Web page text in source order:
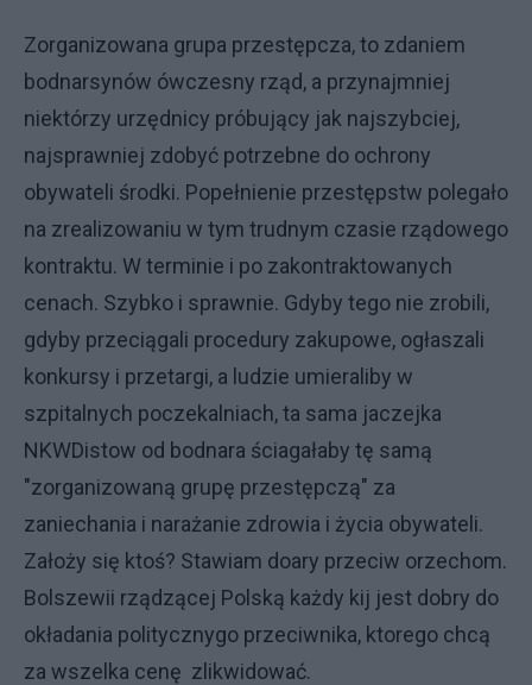
Zorganizowana grupa przestępcza, to zdaniem
bodnarsynów ówczesny rząd, a przynajmniej
niektórzy urzędnicy próbujący jak najszybciej,
najsprawniej zdobyć potrzebne do ochrony
obywateli środki. Popełnienie przestępstw polegało
na zrealizowaniu w tym trudnym czasie rządowego
kontraktu. W terminie i po zakontraktowanych
cenach. Szybko i sprawnie. Gdyby tego nie zrobili,
gdyby przeciągali procedury zakupowe, ogłaszali
konkursy i przetargi, a ludzie umieraliby w
szpitalnych poczekalniach, ta sama jaczejka
NKWDistow od bodnara ściagałaby tę samą
"zorganizowaną grupę przestępczą" za
zaniechania i narażanie zdrowia i życia obywateli.
Założy się ktoś? Stawiam doary przeciw orzechom.
Bolszewii rządzącej Polską każdy kij jest dobry do
okładania politycznygo przeciwnika, ktorego chcą
za wszelka cenę zlikwidować.